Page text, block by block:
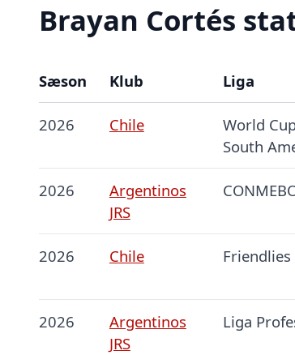
Brayan Cortés
Sæson Klub Liga
2026 Chile
World
South
2026
Argentinos
JRS
2026 Chile Friendlies
2026
Argentinos
JRS
Liga